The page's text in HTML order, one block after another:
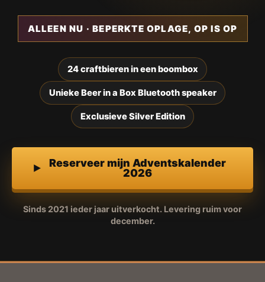
ALLEEN NU · BEPERKTE OPLAGE, OP IS OP
24 craftbieren in een boombox
Unieke Beer in a Box Bluetooth speaker
Exclusieve Silver Edition
Reserveer mijn Adventskalender
2026
Sinds 2021 ieder jaar uitverkocht. Levering ruim voor
december.